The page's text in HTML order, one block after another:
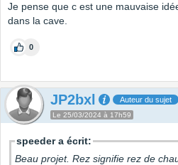
Je pense que c est une mauvaise
dans la cave.
0
JP2bxl Auteur du sujet
Le 25/03/2024 à 17h59
speeder a écrit:
Beau projet. Rez signifie rez de